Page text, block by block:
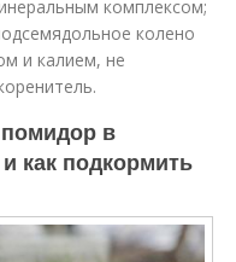
комплексом;
колено
и калием, не
в
как подкормить